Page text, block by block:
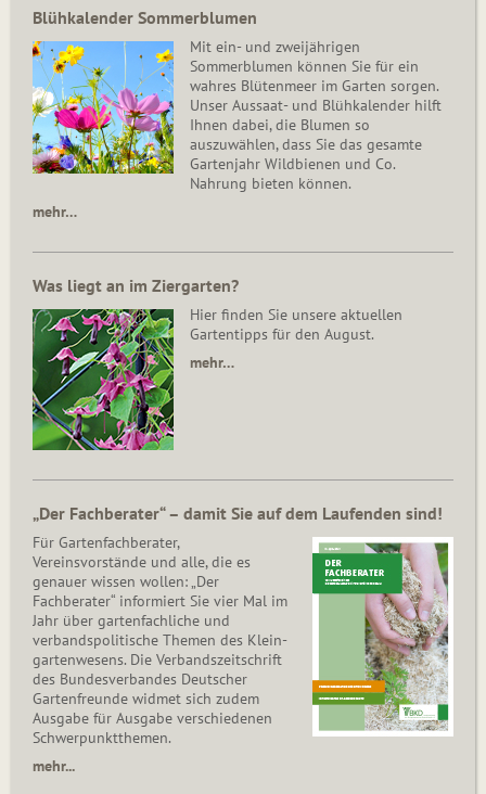
Blühkalender Sommerblumen
Mit ein- und zweijährigen
Sommerblumen können Sie für ein
wahres Blütenmeer im Garten sorgen.
Unser Aussaat- und Blühkalender hilft
Ihnen dabei, die Blumen so
auszuwählen, dass Sie das gesamte
Gartenjahr Wildbienen und Co.
Nahrung bieten können.
mehr…
Was liegt an im Ziergarten?
Hier finden Sie unsere aktuellen
Gartentipps für den August.
mehr…
„Der Fachberater“ – damit Sie auf dem Laufenden sind!
Für Gartenfachberater,
Vereinsvorstände und alle, die es
genauer wissen wollen: „Der
Fachberater“ informiert Sie vier Mal im
Jahr über gartenfachliche und
verbandspolitische Themen des Klein­
gar­ten­wesens. Die Ver­bands­zeit­schrift
des Bun­des­ver­ban­des Deutscher
Gartenfreunde widmet sich zudem
Ausgabe für Ausgabe verschiedenen
Schwer­punkt­the­men.
mehr...